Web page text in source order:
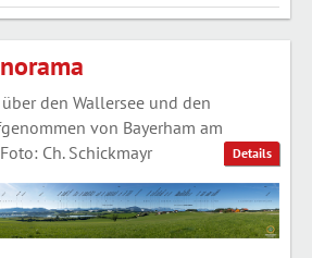
Details
den Wallersee und den
von Bayerham am
Ch. Schickmayr